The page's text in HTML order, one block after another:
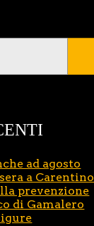
ad agosto
a Carentino
prevenzione
di Gamalero